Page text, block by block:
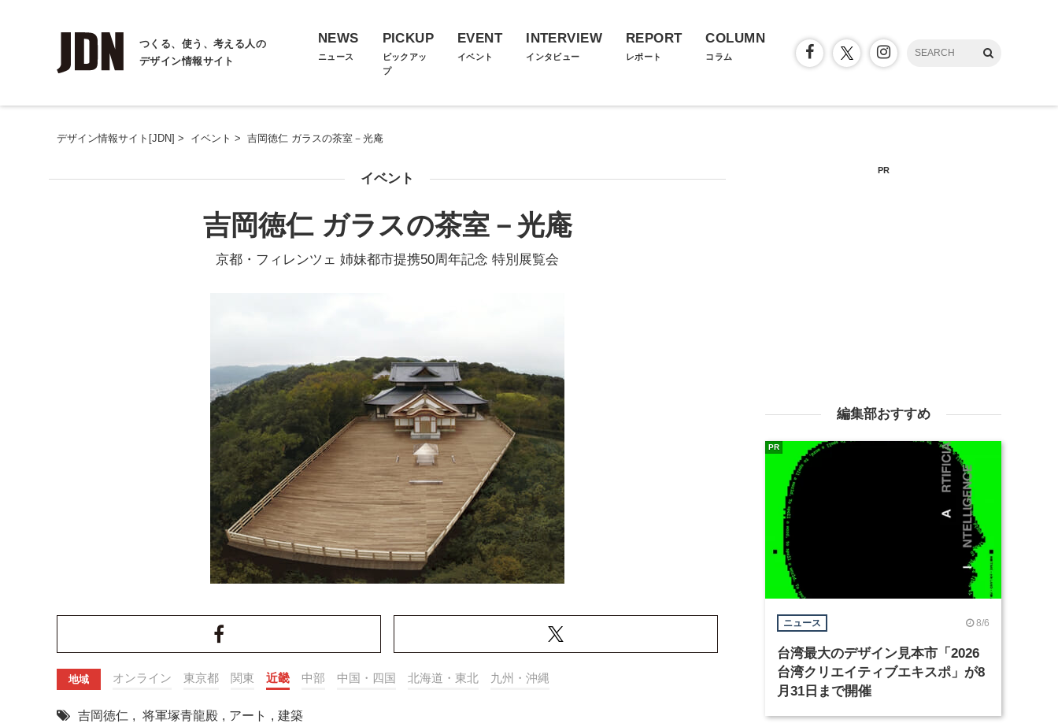
つくる、使う、考える人の
デザイン情報サイト
NEWS
ニュース
PICKUP
ピックアッ
プ
EVENT
イベント
INTERVIEW
インタビュー
REPORT
レポート
COLUMN
コラム
デザイン情報サイト[JDN] > イベント > 吉岡徳仁 ガラスの茶室－光庵
イベント
吉岡徳仁 ガラスの茶室－光庵
京都・フィレンツェ 姉妹都市提携50周年記念 特別展覧会
地域 オンライン 東京都 関東 近畿 中部 中国・四国 北海道・東北 九州・沖縄
吉岡徳仁 , 将軍塚青龍殿 , アート , 建築
PR
編集部おすすめ
ニュース 8/6
台湾最大のデザイン見本市「2026
台湾クリエイティブエキスポ」が8
月31日まで開催
PR